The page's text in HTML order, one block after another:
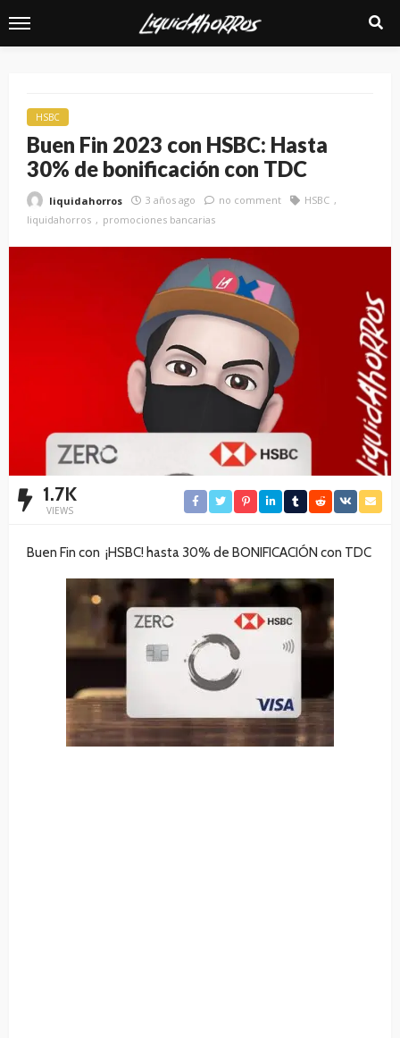
HSBC
Buen Fin 2023 con HSBC: Hasta
30% de bonificación con TDC
liquidahorros 3 años ago no comment
HSBC
liquidahorros
promociones bancarias
1.7K
VIEWS
Buen Fin con ¡HSBC! hasta 30% de BONIFICACIÓN con TDC